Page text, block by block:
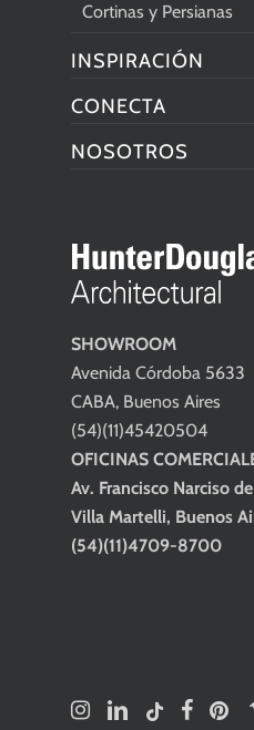
SHOWROOM
Avenida Córdoba 5633
CABA, Buenos Aires
(54)(11)45420504
OFICINAS
Av. Francisco Narciso
Villa Martelli, Buenos
(54)(11)4709-8700
Cortinas y Persianas
INSPIRACIÓN
CONECTA
NOSOTROS